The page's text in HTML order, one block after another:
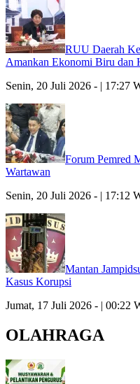
RUU Daerah
Amankan Ekonomi Biru dan
Senin, 20 Juli 2026 - | 17:27
Forum Pemred
Wartawan
Senin, 20 Juli 2026 - | 17:12
Mantan
Kasus Korupsi
Jumat, 17 Juli 2026 - | 00:22
OLAHRAGA